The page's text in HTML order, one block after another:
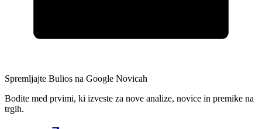
Spremljajte Bulios na Google Novicah
Bodite med prvimi, ki izveste za nove analize, novice in premike na
trgih.